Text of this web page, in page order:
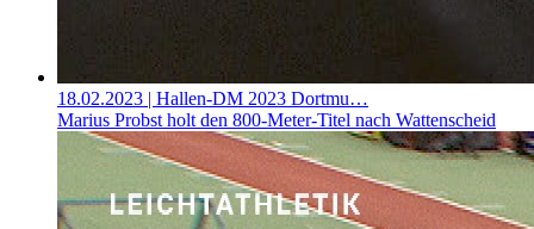
18.02.2023 | Hallen-DM 2023 Dortmu…
Marius Probst holt den 800-Meter-Titel nach Wattenscheid